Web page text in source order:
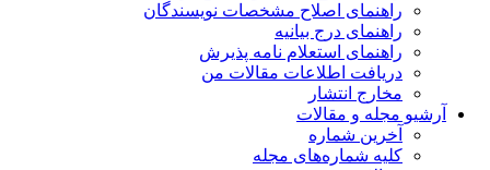
راهنمای اصلاح مشخصات نویسندگان
راهنمای درج بیانیه
راهنمای استعلام نامه پذیرش
دریافت اطلاعات مقالات من
مخارج انتشار
آرشیو مجله و مقالات
آخرین شماره
کلیه شماره‌های مجله